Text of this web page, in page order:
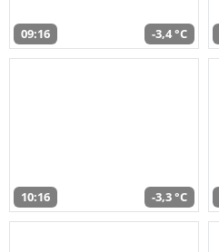
09:16 -3,4 °C
10:16 -3,3 °C